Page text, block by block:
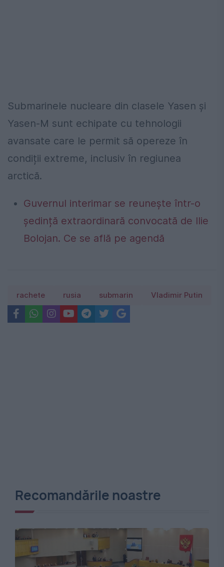
Submarinele nucleare din clasele Yasen și
Yasen-M sunt echipate cu tehnologii
avansate care le permit să opereze în
condiții extreme, inclusiv în regiunea
arctică.
Guvernul interimar se reunește într-o
ședință extraordinară convocată de Ilie
Bolojan. Ce se află pe agendă
rachete rusia submarin Vladimir Putin
Recomandările noastre